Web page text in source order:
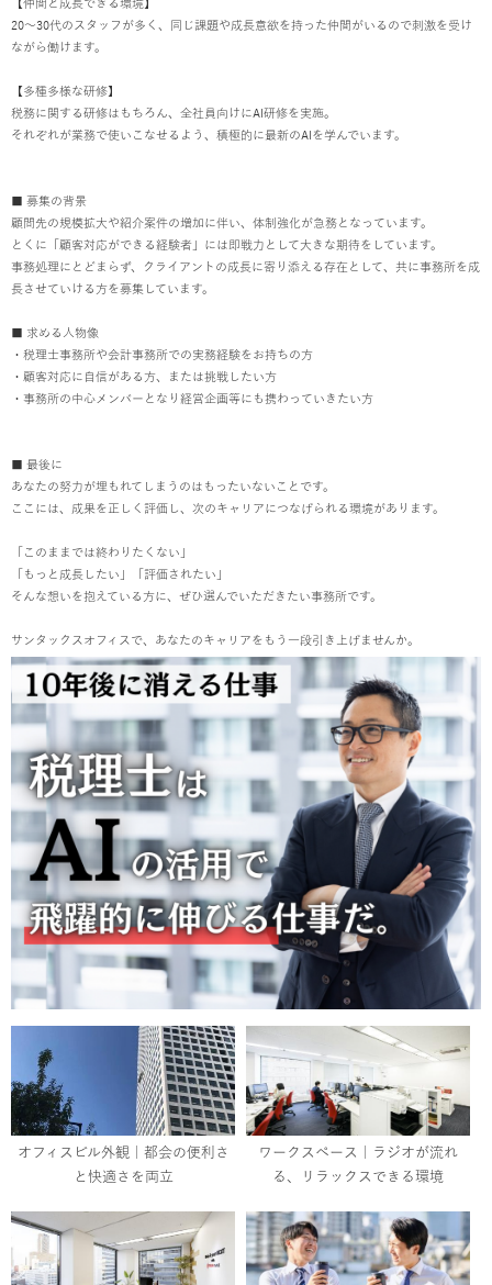
【仲間と成長できる環境】
20〜30代のスタッフが多く、同じ課題や成長意欲を持った仲間がいるので刺激を受け
ながら働けます。
【多種多様な研修】
税務に関する研修はもちろん、全社員向けにAI研修を実施。
それぞれが業務で使いこなせるよう、積極的に最新のAIを学んでいます。
■ 募集の背景
顧問先の規模拡大や紹介案件の増加に伴い、体制強化が急務となっています。
とくに「顧客対応ができる経験者」には即戦力として大きな期待をしています。
事務処理にとどまらず、クライアントの成長に寄り添える存在として、共に事務所を成
長させていける方を募集しています。
■ 求める人物像
・税理士事務所や会計事務所での実務経験をお持ちの方
・顧客対応に自信がある方、または挑戦したい方
・事務所の中心メンバーとなり経営企画等にも携わっていきたい方
■ 最後に
あなたの努力が埋もれてしまうのはもったいないことです。
ここには、成果を正しく評価し、次のキャリアにつなげられる環境があります。
「このままでは終わりたくない」
「もっと成長したい」「評価されたい」
そんな想いを抱えている方に、ぜひ選んでいただきたい事務所です。
サンタックスオフィスで、あなたのキャリアをもう一段引き上げませんか。
オフィスビル外観｜都会の便利さ
と快適さを両立
ワークスペース｜ラジオが流れ
る、リラックスできる環境